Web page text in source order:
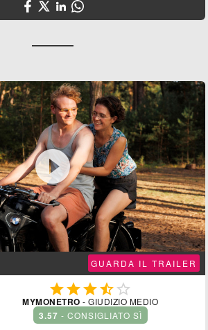

GUARDA IL TRAILER
 
MYMONETRO - GIUDIZIO MEDIO
3.57 - CONSIGLIATO SÌ